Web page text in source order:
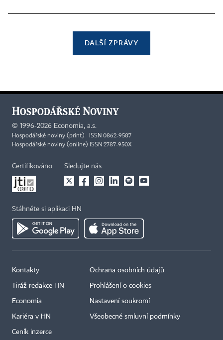
DALŠÍ ZPRÁVY
© 1996-2026 Economia, a.s.
Hospodářské noviny (print) ISSN 0862-9587
Hospodářské noviny (online) ISSN 2787-950X
Certifikováno Sledujte nás
Stáhněte si aplikaci HN
Kontakty
Tiráž redakce HN
Economia
Kariéra v HN
Ceník inzerce
Ochrana osobních údajů
Prohlášení o cookies
Nastavení soukromí
Všeobecné smluvní podmínky